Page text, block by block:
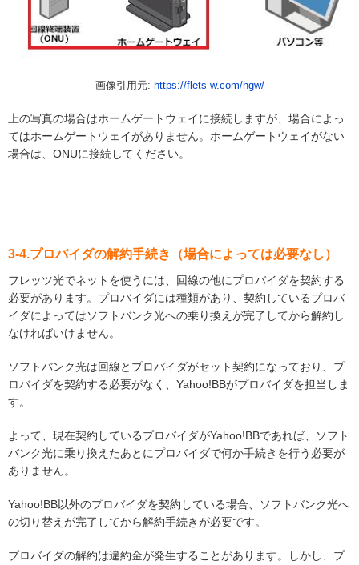
画像引用元: https://flets-w.com/hgw/
上の写真の場合はホームゲートウェイに接続しますが、場合によっ
てはホームゲートウェイがありません。ホームゲートウェイがない
場合は、ONUに接続してください。
3-4.プロバイダの解約手続き（場合によっては必要なし）
フレッツ光でネットを使うには、回線の他にプロバイダを契約する
必要があります。プロバイダには種類があり、契約しているプロバ
イダによってはソフトバンク光への乗り換えが完了してから解約し
なければいけません。
ソフトバンク光は回線とプロバイダがセット契約になっており、プ
ロバイダを契約する必要がなく、Yahoo!BBがプロバイダを担当しま
す。
よって、現在契約しているプロバイダがYahoo!BBであれば、ソフト
バンク光に乗り換えたあとにプロバイダで何か手続きを行う必要が
ありません。
Yahoo!BB以外のプロバイダを契約している場合、ソフトバンク光へ
の切り替えが完了してから解約手続きが必要です。
プロバイダの解約は違約金が発生することがあります。しかし、プ